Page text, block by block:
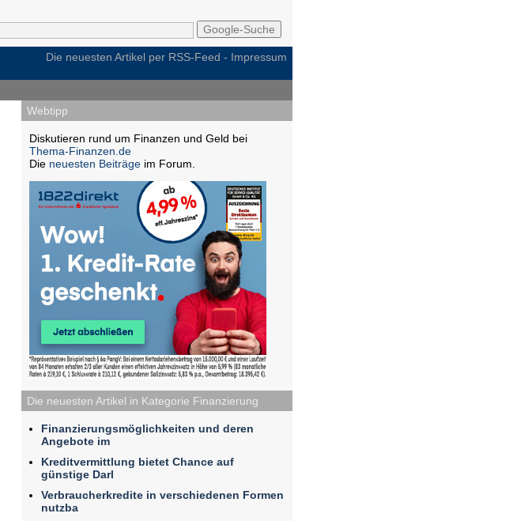
Die neuesten Artikel per RSS-Feed - Impressum
Webtipp
Diskutieren rund um Finanzen und Geld bei
Thema-Finanzen.de
Die neuesten Beiträgeim Forum.
Die neuesten Artikel in Kategorie Finanzierung
Finanzierungsmöglichkeiten und deren
Angebote im
Kreditvermittlung bietet Chance auf
günstige Darl
Verbraucherkredite in verschiedenen Formen
nutzba